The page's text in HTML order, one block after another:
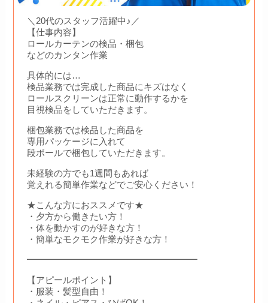
＼20代のスタッフ活躍中♪／
【仕事内容】
ロールカーテンの検品・梱包
などのカンタン作業
具体的には…
検品業務では完成した商品にキズはなく
ロールスクリーンは正常に動作するかを
目視検品をしていただきます。
梱包業務では検品した商品を
専用パッケージに入れて
段ボールで梱包していただきます。
未経験の方でも1週間もあれば
覚えれる簡単作業などでご安心ください！
★こんな方におススメです★
・夕方から働きたい方！
・体を動かすのが好きな方！
・簡単なモクモク作業が好きな方！
━━━━━━━━━━━━━━━━━━━
【アピールポイント】
・服装・髪型自由！